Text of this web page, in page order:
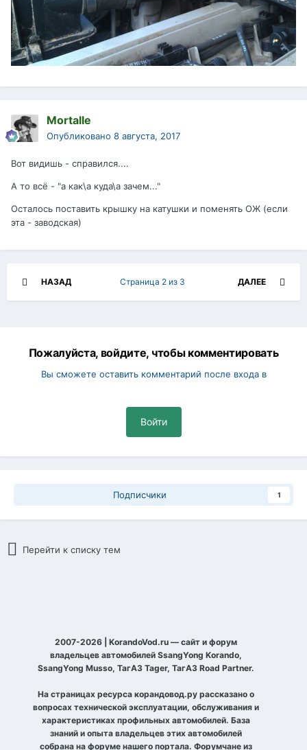
Mortalle
Опубликовано 8 августа, 2017
Вот видишь - справился....
А то всё - "а как\а куда\а зачем..."
Осталось поставить крышку на катушки и поменять ОЖ (если
эта - заводская)
НАЗАД ДАЛЕЕ
Страница 2 из 3
Пожалуйста, войдите, чтобы комментировать
Вы сможете оставить комментарий после входа в
Войти
Подписчики 1
Перейти к списку тем
2007-2026 | KorandoVod.ru — сайт и форум
владельцев автомобилей SsangYong Korando,
SsangYong Musso, ТагАЗ Tager, ТагАЗ Road Partner.
На страницах ресурса корандовод.ру рассказано о
вопросах технической эксплуатации, обслуживания и
характеристиках профильных автомобилей. База
знаний и опыта владельцев этих автомобилей
собрана на форуме нашего портала. Форумчане из